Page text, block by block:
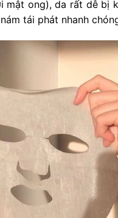
mật ong), da rất dễ bị
tái phát nhanh